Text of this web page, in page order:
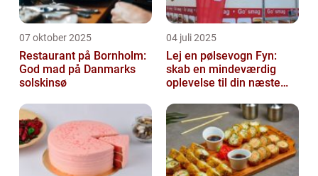
07 oktober 2025
Restaurant på Bornholm:
God mad på Danmarks
solskinsø
04 juli 2025
Lej en pølsevogn Fyn:
skab en mindeværdig
oplevelse til din næste